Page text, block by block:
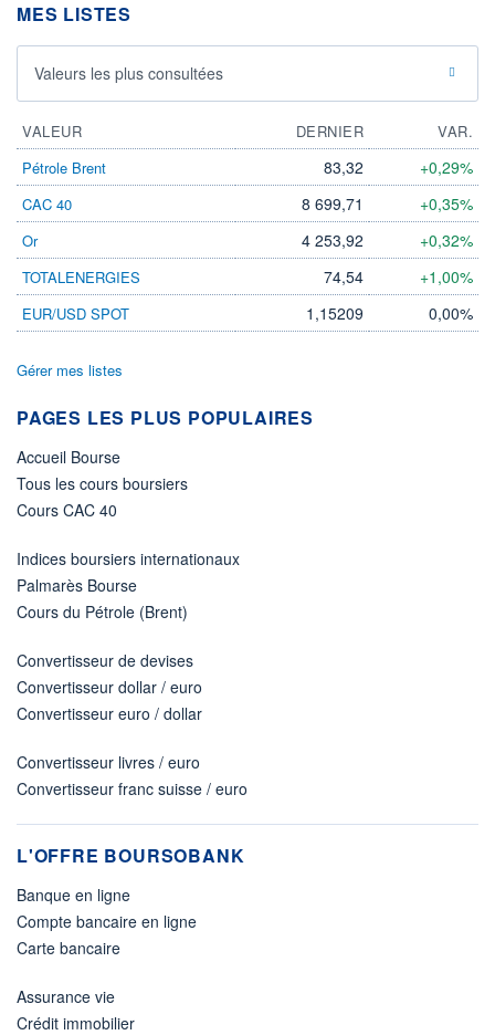
MES LISTES
Valeurs les plus consultées
VALEUR DERNIER
VAR.
Pétrole Brent
83,32 +0,29%
CAC 40 8 699,71 +0,35%
Or 4 253,92 +0,32%
TOTALENERGIES 74,54 +1,00%
EUR/USD SPOT 1,15209 0,00%
Gérer mes listes
PAGES LES PLUS POPULAIRES
Accueil Bourse
Tous les cours boursiers
Cours CAC 40
Indices boursiers internationaux
Palmarès Bourse
Cours du Pétrole (Brent)
Convertisseur de devises
Convertisseur dollar / euro
Convertisseur euro / dollar
Convertisseur livres / euro
Convertisseur franc suisse / euro
L'OFFRE BOURSOBANK
Banque en ligne
Compte bancaire en ligne
Carte bancaire
Assurance vie
Crédit immobilier